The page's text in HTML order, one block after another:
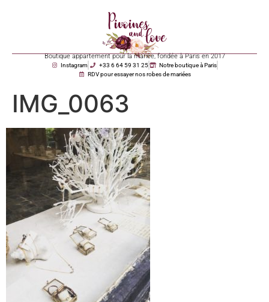
Boutique appartement pour la mariée, fondée à Paris en 2017
Instagram +33 6 64 59 31 25
Notre boutique à Paris
RDV pour essayer nos robes de mariées
IMG_0063